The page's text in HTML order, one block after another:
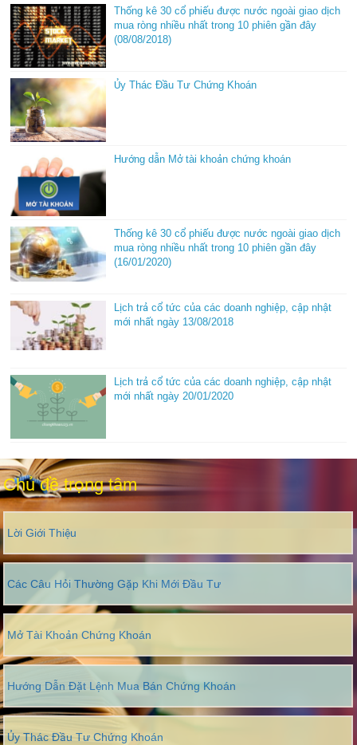
Thống kê 30 cổ phiếu được nước ngoài giao dịch
mua ròng nhiều nhất trong 10 phiên gần đây
(08/08/2018)
Ủy Thác Đầu Tư Chứng Khoán
Hướng dẫn Mở tài khoản chứng khoán
Thống kê 30 cổ phiếu được nước ngoài giao dịch
mua ròng nhiều nhất trong 10 phiên gần đây
(16/01/2020)
Lịch trả cổ tức của các doanh nghiệp, cập nhật
mới nhất ngày 13/08/2018
Lịch trả cổ tức của các doanh nghiệp, cập nhật
mới nhất ngày 20/01/2020
Chủ đề trọng tâm
Lời Giới Thiệu
Các Câu Hỏi Thường Gặp Khi Mới Đầu Tư
Mở Tài Khoản Chứng Khoán
Hướng Dẫn Đặt Lệnh Mua Bán Chứng Khoán
Ủy Thác Đầu Tư Chứng Khoán